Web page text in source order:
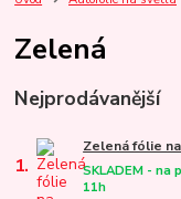
Zelená
Nejprodávanější
1.
Zelená fólie
SKLADEM - na
11h